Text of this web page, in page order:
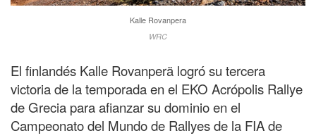
Kalle Rovanpera
WRC
El finlandés Kalle Rovanperä logró su tercera
victoria de la temporada en el EKO Acrópolis Rallye
de Grecia para afianzar su dominio en el
Campeonato del Mundo de Rallyes de la FIA de